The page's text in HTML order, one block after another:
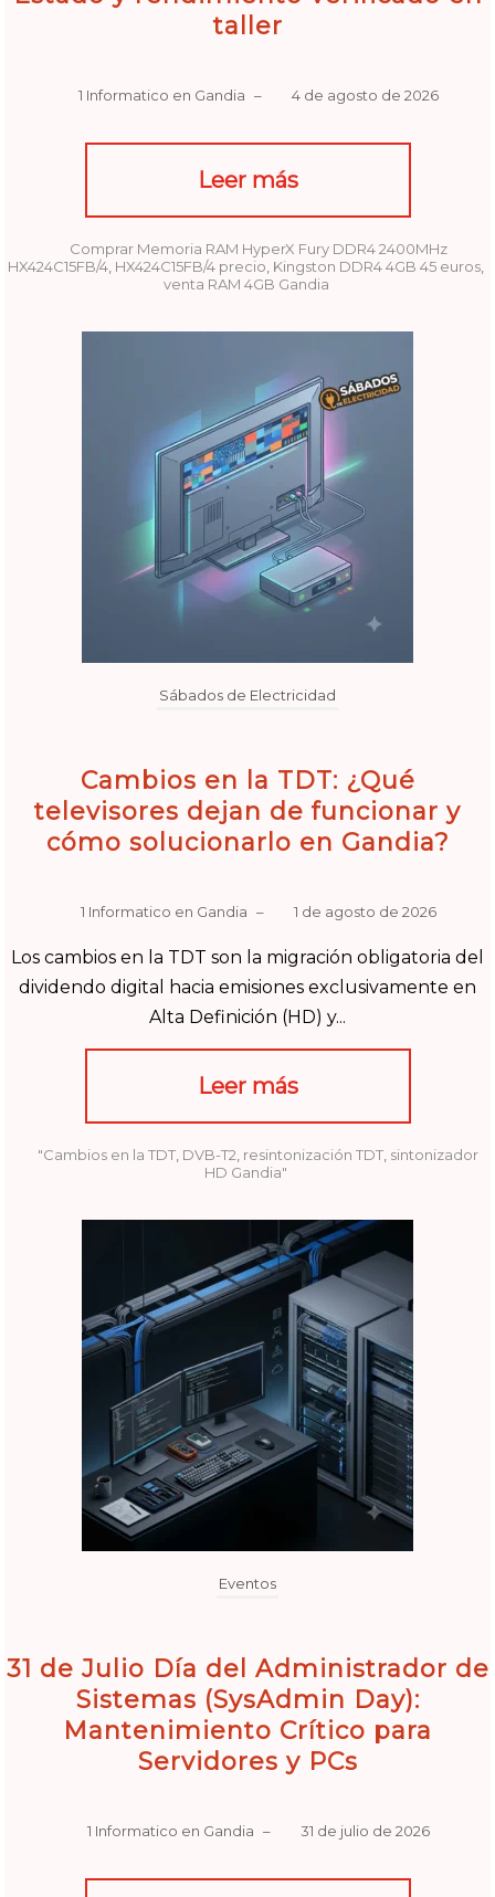
taller
1 Informatico en Gandia – 4 de agosto de 2026
Leer más
Comprar Memoria RAM HyperX Fury DDR4 2400MHz
HX424C15FB/4, HX424C15FB/4 precio, Kingston DDR4 4GB 45 euros,
venta RAM 4GB Gandia
Sábados de Electricidad
Cambios en la TDT: ¿Qué
televisores dejan de funcionar y
cómo solucionarlo en Gandia?
1 Informatico en Gandia – 1 de agosto de 2026
Los cambios en la TDT son la migración obligatoria del
dividendo digital hacia emisiones exclusivamente en
Alta Definición (HD) y...
Leer más
"Cambios en la TDT, DVB-T2, resintonización TDT, sintonizador
HD Gandia"
Eventos
31 de Julio Día del Administrador de
Sistemas (SysAdmin Day):
Mantenimiento Crítico para
Servidores y PCs
1 Informatico en Gandia – 31 de julio de 2026